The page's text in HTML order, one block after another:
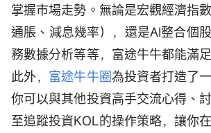
掌握市場走勢。無論是宏觀經濟指
通脹、減息幾率），還是AI整合個
務數據分析等等，富途牛牛都能滿
此外， 富途牛牛圈為投資者打造了
你可以與其他投資高手交流心得、
至追蹤投資KOL的操作策略，讓你